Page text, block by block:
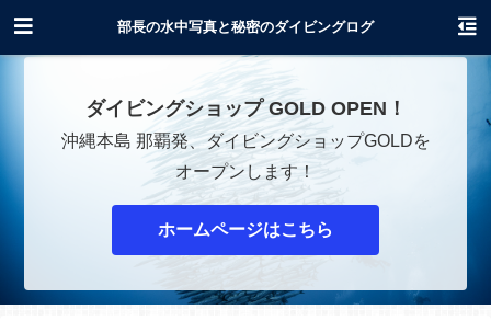
沖縄でダイビングショップOPENします！
ダイビングショップ GOLD OPEN！
沖縄本島 那覇発、ダイビングショップGOLDを
オープンします！
ホームページはこちら
部長の水中写真と秘密のダイビングログ